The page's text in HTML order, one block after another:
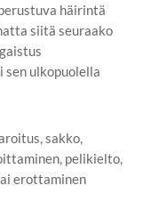
häirintä
siitä seuraako
sen ulkopuolella
sakko,
pelikielto,
erottaminen